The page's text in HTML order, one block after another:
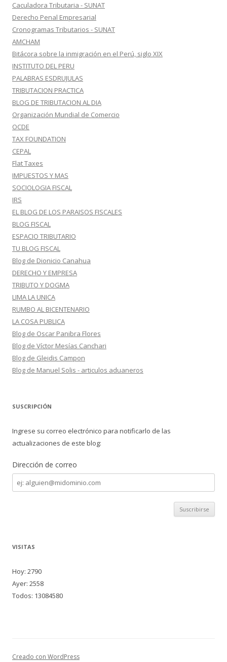
Caculadora Tributaria - SUNAT
Derecho Penal Empresarial
Cronogramas Tributarios - SUNAT
AMCHAM
Bitácora sobre la inmigración en el Perú, siglo XIX
INSTITUTO DEL PERU
PALABRAS ESDRUJULAS
TRIBUTACION PRACTICA
BLOG DE TRIBUTACION AL DIA
Organización Mundial de Comercio
OCDE
TAX FOUNDATION
CEPAL
Flat Taxes
IMPUESTOS Y MAS
SOCIOLOGIA FISCAL
IRS
EL BLOG DE LOS PARAISOS FISCALES
BLOG FISCAL
ESPACIO TRIBUTARIO
TU BLOG FISCAL
Blog de Dionicio Canahua
DERECHO Y EMPRESA
TRIBUTO Y DOGMA
LIMA LA UNICA
RUMBO AL BICENTENARIO
LA COSA PUBLICA
Blog de Oscar Panibra Flores
Blog de Víctor Mesías Canchari
Blog de Gleidis Campon
Blog de Manuel Solis - articulos aduaneros
SUSCRIPCIÓN
Ingrese su correo electrónico para notificarlo de las
actualizaciones de este blog:
Dirección de correo
Dirección
de
correo
VISITAS
Hoy: 2790
Ayer: 2558
Todos: 13084580
Creado con WordPress